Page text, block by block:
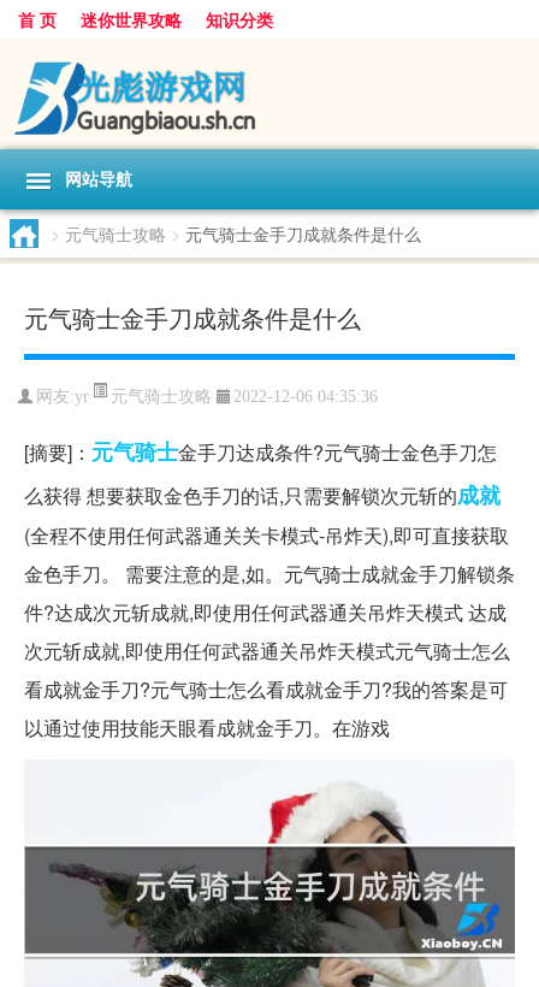
首 页 迷你世界攻略 知识分类
网站导航
> 元气骑士攻略 > 元气骑士金手刀成就条件是什么
元气骑士金手刀成就条件是什么
网友:yr 元气骑士攻略 2022-12-06 04:35:36
[摘要]： 元气骑士金手刀达成条件?元气骑士金色手刀怎
么获得 想要获取金色手刀的话,只需要解锁次元斩的成就
(全程不使用任何武器通关关卡模式-吊炸天),即可直接获取
金色手刀。 需要注意的是,如。元气骑士成就金手刀解锁条
件?达成次元斩成就,即使用任何武器通关吊炸天模式 达成
次元斩成就,即使用任何武器通关吊炸天模式元气骑士怎么
看成就金手刀?元气骑士怎么看成就金手刀?我的答案是可
以通过使用技能天眼看成就金手刀。在游戏